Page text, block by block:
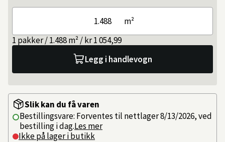
m²
1 pakker / 1.488 m² / kr 1 054,99
Legg i handlevogn
Slik kan du få varen
Bestillingsvare: Forventes til nettlager 8/13/2026, ved
bestilling i dag.Les mer
Ikke på lager i butikk